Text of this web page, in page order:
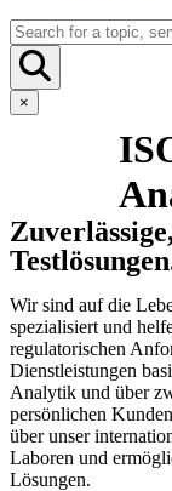
×
Wir sind auf die
spezialisiert und
regulatorischen
Dienstleistungen
Analytik und über
persönlichen
über unser
Laboren und
Lösungen.